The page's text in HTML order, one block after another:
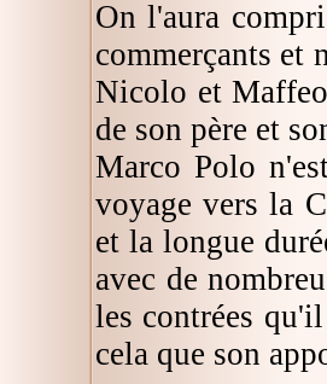
On l'aura
commerçants et
Nicolo et
de son père et
Marco Polo
voyage vers la
et la longue
avec de
les contrées
cela que son